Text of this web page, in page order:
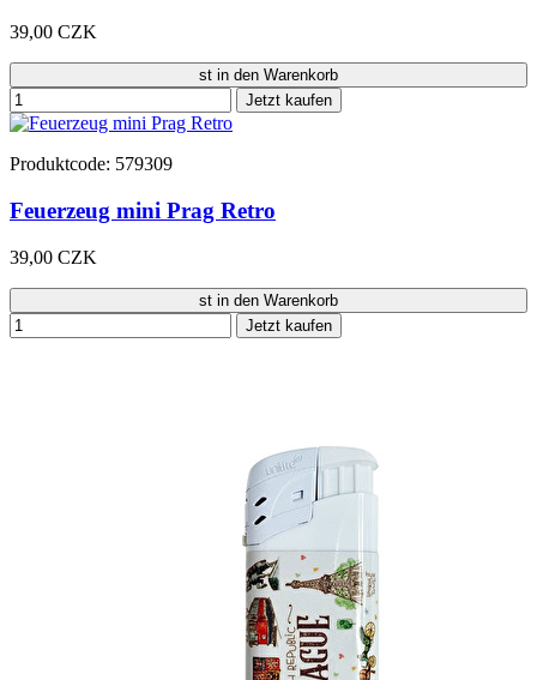
39,00 CZK
st in den Warenkorb
Jetzt kaufen
Produktcode: 579309
Feuerzeug mini Prag Retro
39,00 CZK
st in den Warenkorb
Jetzt kaufen